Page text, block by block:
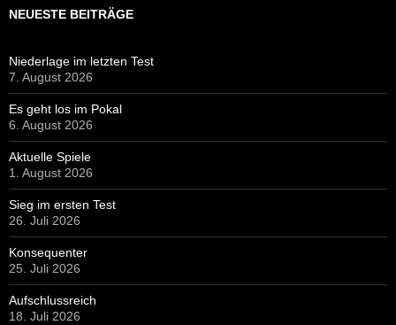
NEUESTE BEITRÄGE
Niederlage im letzten Test
7. August 2026
Es geht los im Pokal
6. August 2026
Aktuelle Spiele
1. August 2026
Sieg im ersten Test
26. Juli 2026
Konsequenter
25. Juli 2026
Aufschlussreich
18. Juli 2026